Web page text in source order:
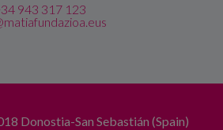
943 317 123
Donostia-San Sebastián (Spain)